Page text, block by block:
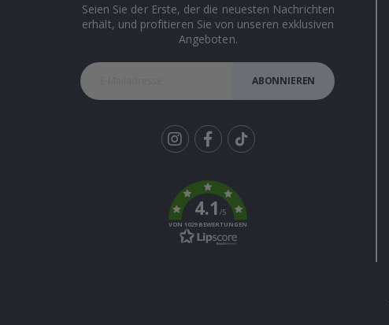
Seien Sie der Erste, der die neuesten Nachrichten
erhält, und profitieren Sie von unseren exklusiven
Angeboten.
ABONNIEREN
k
4.1/5
VON 1029 BEWERTUNGEN